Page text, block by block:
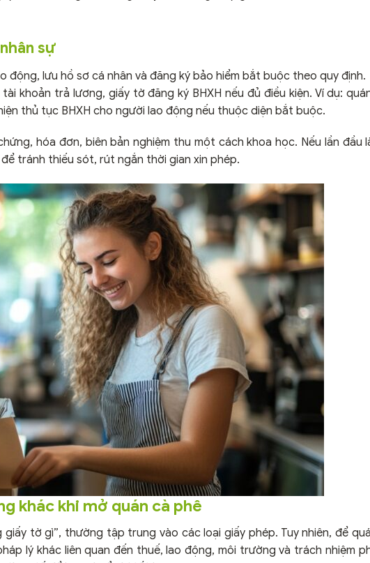
sự
động, lưu hồ sơ cá nhân và đăng ký bảo hiểm bắt buộc theo quy định.
khoản trả lương, giấy tờ đăng ký BHXH nếu đủ điều kiện. Ví dụ:
thủ tục BHXH cho người lao động nếu thuộc diện bắt buộc.
hóa đơn, biên bản nghiệm thu một cách khoa học. Nếu lần đầu
tránh thiếu sót, rút ngắn thời gian xin phép.
khác khi mở quán cà phê
giấy tờ gì”, thường tập trung vào các loại giấy phép. Tuy nhiên, để
lý khác liên quan đến thuế, lao động, môi trường và trách nhiệm